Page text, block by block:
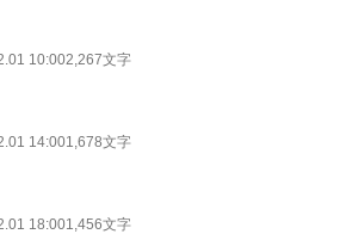
10:002,267文字
14:001,678文字
18:001,456文字